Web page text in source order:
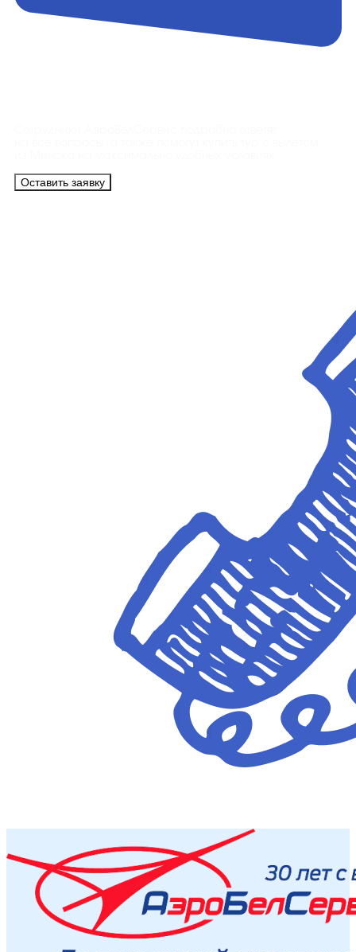
Оставить заявку